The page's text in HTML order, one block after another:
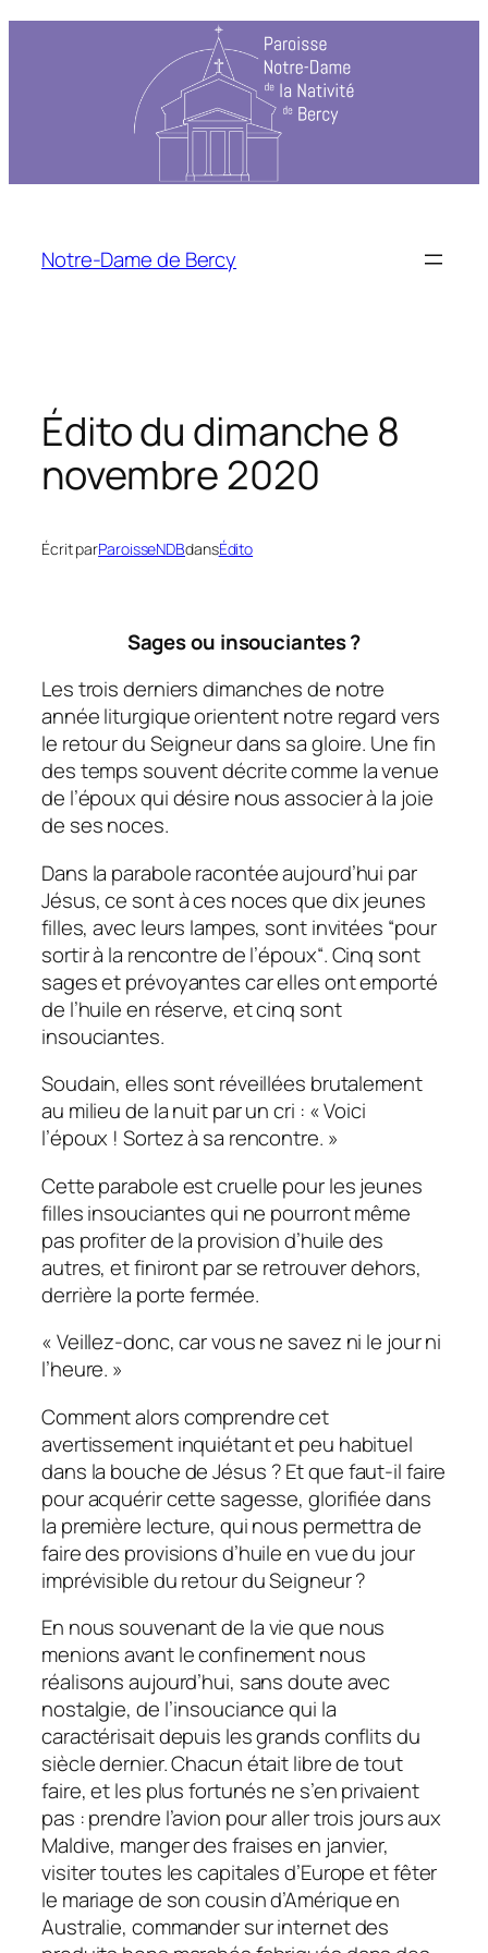
Notre-Dame de Bercy
Édito du dimanche 8
novembre 2020
Écrit parParoisseNDBdansÉdito
Sages ou insouciantes ?
Les trois derniers dimanches de notre
année liturgique orientent notre regard vers
le retour du Seigneur dans sa gloire. Une fin
des temps souvent décrite comme la venue
de l’époux qui désire nous associer à la joie
de ses noces.
Dans la parabole racontée aujourd’hui par
Jésus, ce sont à ces noces que dix jeunes
filles, avec leurs lampes, sont invitées “pour
sortir à la rencontre de l’époux“. Cinq sont
sages et prévoyantes car elles ont emporté
de l’huile en réserve, et cinq sont
insouciantes.
Soudain, elles sont réveillées brutalement
au milieu de la nuit par un cri : « Voici
l’époux ! Sortez à sa rencontre. »
Cette parabole est cruelle pour les jeunes
filles insouciantes qui ne pourront même
pas profiter de la provision d’huile des
autres, et finiront par se retrouver dehors,
derrière la porte fermée.
« Veillez-donc, car vous ne savez ni le jour ni
l’heure. »
Comment alors comprendre cet
avertissement inquiétant et peu habituel
dans la bouche de Jésus ? Et que faut-il faire
pour acquérir cette sagesse, glorifiée dans
la première lecture, qui nous permettra de
faire des provisions d’huile en vue du jour
imprévisible du retour du Seigneur ?
En nous souvenant de la vie que nous
menions avant le confinement nous
réalisons aujourd’hui, sans doute avec
nostalgie, de l’insouciance qui la
caractérisait depuis les grands conflits du
siècle dernier. Chacun était libre de tout
faire, et les plus fortunés ne s’en privaient
pas : prendre l’avion pour aller trois jours aux
Maldive, manger des fraises en janvier,
visiter toutes les capitales d’Europe et fêter
le mariage de son cousin d’Amérique en
Australie, commander sur internet des